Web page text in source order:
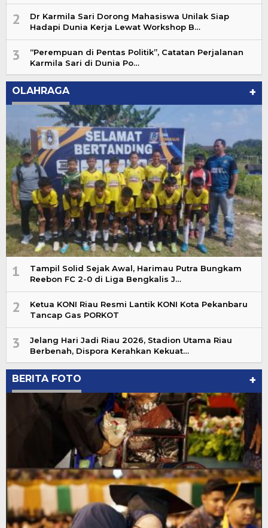
2
Dr Karmila Sari Dorong Mahasiswa Unilak Siap
Hadapi Dunia Kerja Lewat Workshop B…
3
“Perempuan di Pentas Politik”, Catatan Perjalanan
Karmila Sari di Dunia Po…
OLAHRAGA +
1
Tampil Solid Sejak Awal, Harimau Putra Bungkam
Reebon FC 2-0 di Liga Bengkalis J…
2
Ketua KONI Riau Resmi Lantik KONI Kota Pekanbaru
Tancap Gas PORKOT
3
Jelang Hari Jadi Riau 2026, Stadion Utama Riau
Berbenah, Dispora Kerahkan Kekuat…
BERITA FOTO +